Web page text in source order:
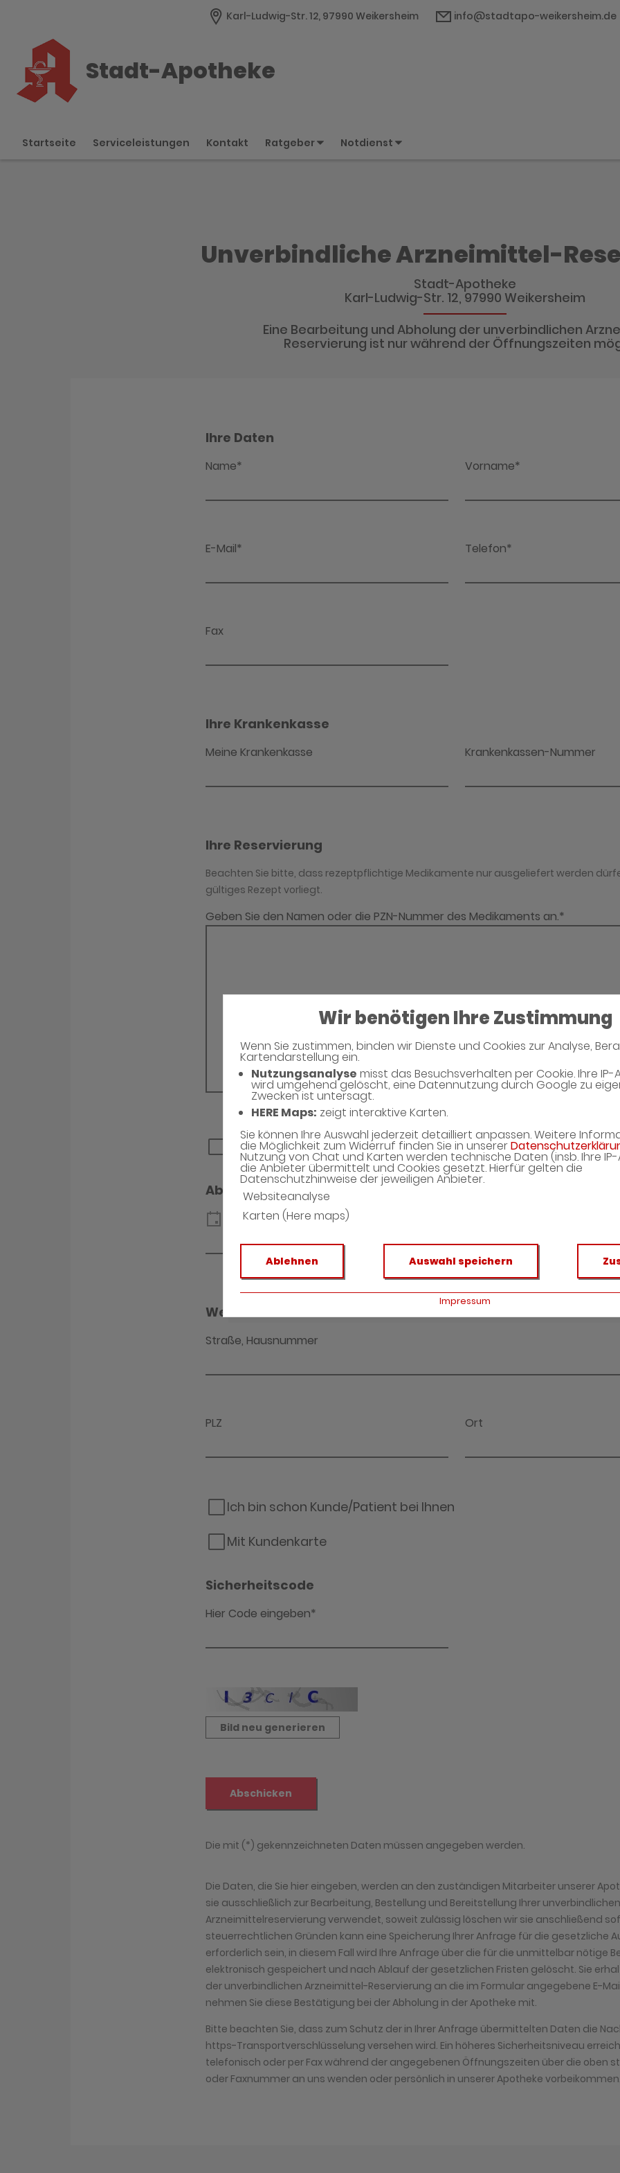
Wir benötigen Ihre Zustimmung
Wenn Sie zustimmen, binden wir Dienste und Cookies zur Analyse,
Kartendarstellung ein.
Nutzungsanalyse misst das Besuchsverhalten per Cookie. Ihre IP-
wird umgehend gelöscht, eine Datennutzung durch Google zu
Zwecken ist untersagt.
HERE Maps: zeigt interaktive Karten.
Sie können Ihre Auswahl jederzeit detailliert anpassen. Weitere
die Möglichkeit zum Widerruf finden Sie in unserer
Nutzung von Chat und Karten werden technische Daten (insb. Ihre
die Anbieter übermittelt und Cookies gesetzt. Hierfür gelten die
Datenschutzhinweise der jeweiligen Anbieter.
Websiteanalyse
Karten (Here maps)
Ablehnen Auswahl speichern
Impressum
Karl-Ludwig-Str. 12, 97990 Weikersheim info@stadtapo-weikersheim.de
Stadt-Apotheke
Startseite Serviceleistungen Kontakt Ratgeber Notdienst
Unverbindliche Arzneimittel-
Stadt-Apotheke
Karl-Ludwig-Str. 12, 97990 Weikersheim
Eine Bearbeitung und Abholung der unverbindlichen
Reservierung ist nur während der Öffnungszeiten
Die Daten, die Sie hier eingeben, werden an den zuständigen Mitarbeiter unserer
sie ausschließlich zur Bearbeitung, Bestellung und Bereitstellung Ihrer unverbindlichen
Arzneimittelreservierung verwendet, soweit zulässig löschen wir sie anschließend
steuerrechtlichen Gründen kann eine Speicherung Ihrer Anfrage für die gesetzliche
erforderlich sein, in diesem Fall wird Ihre Anfrage über die für die unmittelbar nötige
elektronisch gespeichert und nach Ablauf der gesetzlichen Fristen gelöscht. Sie
der unverbindlichen Arzneimittel-Reservierung an die im Formular angegebene E-
nehmen Sie diese Bestätigung bei der Abholung in der Apotheke mit.
Bitte beachten Sie, dass zum Schutz der in Ihrer Anfrage übermittelten Daten die
https-Transportverschlüsselung versehen wird. Ein höheres Sicherheitsniveau
telefonisch oder per Fax während der angegebenen Öffnungszeiten über die oben
oder Faxnummer an uns wenden oder persönlich in unserer Apotheke vorbeikommen.